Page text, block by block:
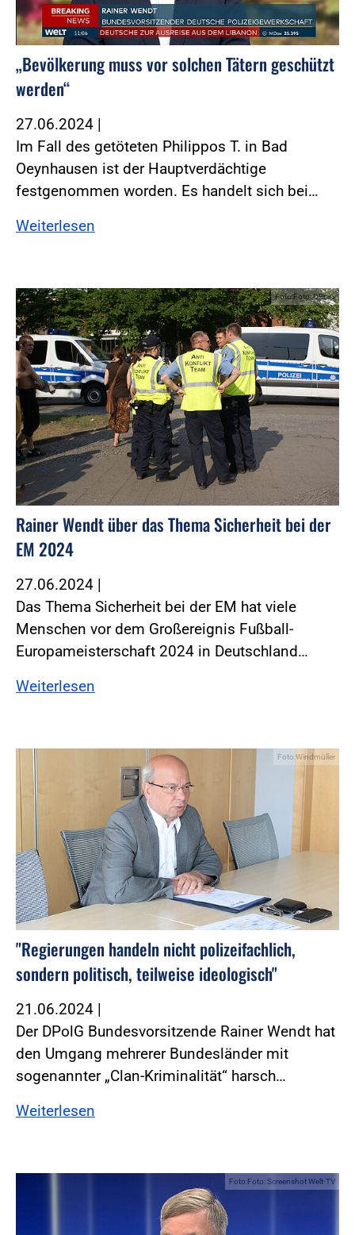
„Bevölkerung muss vor solchen Tätern geschützt
werden“
27.06.2024 |
Im Fall des getöteten Philippos T. in Bad
Oeynhausen ist der Hauptverdächtige
festgenommen worden. Es handelt sich bei…
Weiterlesen
Foto:Foto: DPolG
Rainer Wendt über das Thema Sicherheit bei der
EM 2024
27.06.2024 |
Das Thema Sicherheit bei der EM hat viele
Menschen vor dem Großereignis Fußball-
Europameisterschaft 2024 in Deutschland…
Weiterlesen
Foto:Windmüller
"Regierungen handeln nicht polizeifachlich,
sondern politisch, teilweise ideologisch"
21.06.2024 |
Der DPolG Bundesvorsitzende Rainer Wendt hat
den Umgang mehrerer Bundesländer mit
sogenannter „Clan-Kriminalität“ harsch…
Weiterlesen
Foto:Foto: Screenshot Welt-TV